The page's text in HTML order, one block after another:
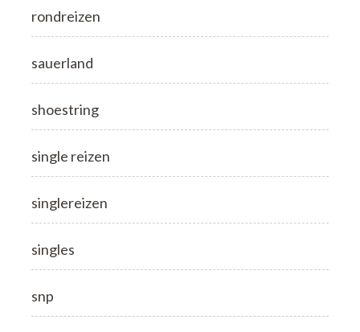
rondreizen
sauerland
shoestring
single reizen
singlereizen
singles
snp